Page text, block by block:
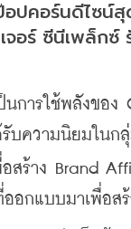
ปคอร์นดีไซน์
อร์ ซีนีเพล็กซ์
ารใช้พลังของ
รับความนิยมในก
สร้าง Brand
อกแบบมาเพื่อส